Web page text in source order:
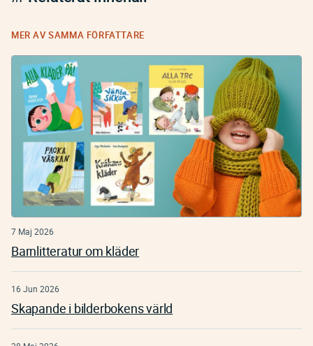
MER AV SAMMA FÖRFATTARE
7 Maj 2026
Barnlitteratur om kläder
16 Jun 2026
Skapande i bilderbokens värld